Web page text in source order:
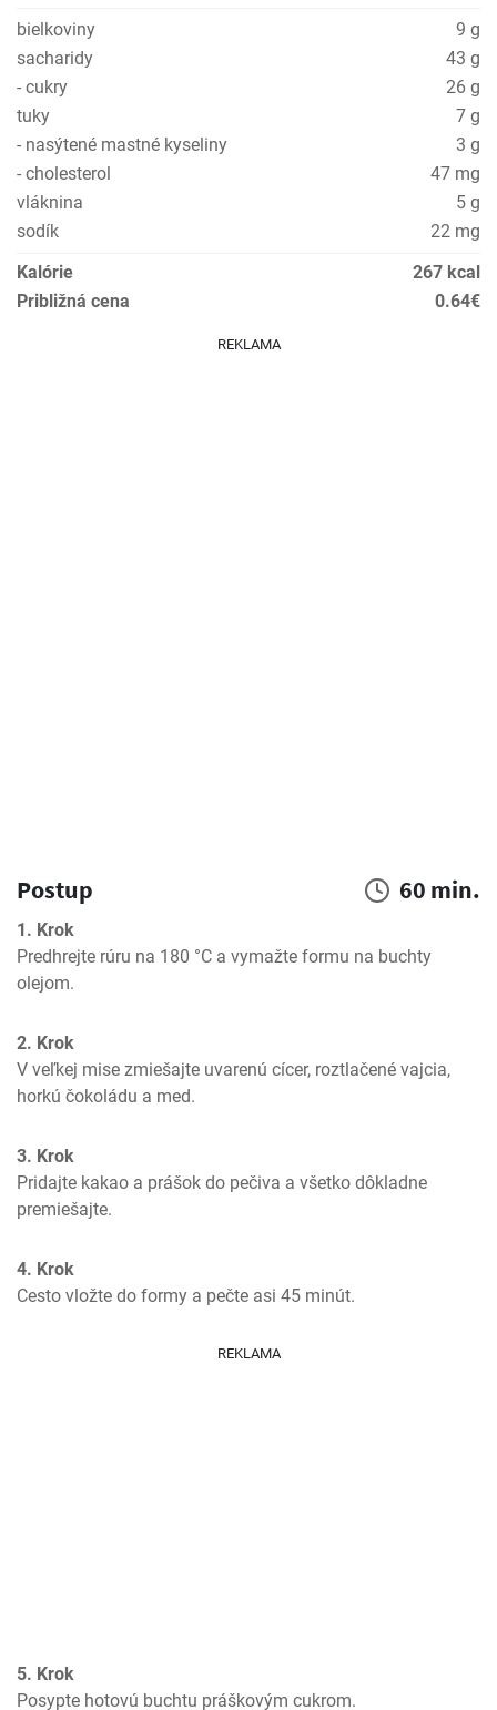
bielkoviny
9 g
sacharidy
43 g
- cukry
26 g
tuky
7 g
- nasýtené mastné kyseliny
3 g
- cholesterol
47 mg
vláknina
5 g
sodík
22 mg
Kalórie
267 kcal
Približná cena
0.64€
REKLAMA
Postup 60 min.
1. Krok
Predhrejte rúru na 180 °C a vymažte formu na buchty
olejom.
2. Krok
V veľkej mise zmiešajte uvarenú cícer, roztlačené vajcia,
horkú čokoládu a med.
3. Krok
Pridajte kakao a prášok do pečiva a všetko dôkladne
premiešajte.
4. Krok
Cesto vložte do formy a pečte asi 45 minút.
REKLAMA
5. Krok
Posypte hotovú buchtu práškovým cukrom.